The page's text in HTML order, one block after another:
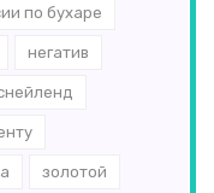
по бухаре
негатив
золотой